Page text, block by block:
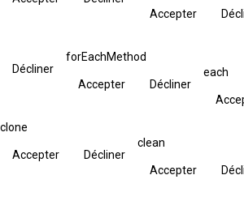
Accepter
Décliner
forEachMethod
Accepter Décliner
each
clone
Accepter Décliner
clean
Accepter